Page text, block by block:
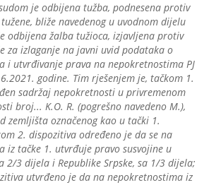
je odbijena tužba, podnesena protiv
bliže navedenog u uvodnom dijelu
odbijena žalba tužioca, izjavljena protiv
za izlaganje na javni uvid podataka o
i utvrđivanje prava na nepokretnostima PJ
godine. Tim rješenjem je, tačkom 1.
sadržaj nepokretnosti u privremenom
broj... K.O. R. (pogrešno navedeno M.),
zemljišta označenog kao u tački 1.
2. dispozitiva određeno je da se na
iz tačke 1. utvrđuje pravo susvojine u
2/3 dijela i Republike Srpske, sa 1/3 dijela;
utvrđeno je da na nepokretnostima iz